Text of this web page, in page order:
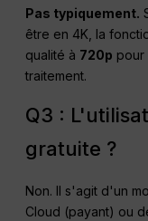
Pas typiquement.
être en 4K, la
qualité à 720p pour
traitement.
Q3 :
gratuite ?
Non. Il s'agit d'un
Cloud (payant) ou